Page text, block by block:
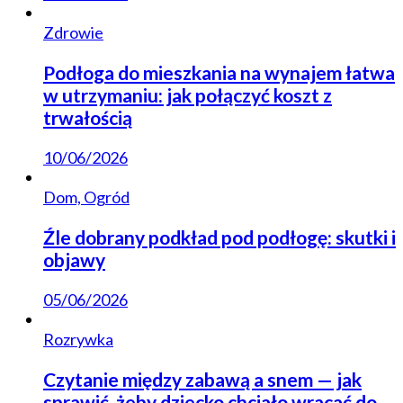
Zdrowie
Podłoga do mieszkania na wynajem łatwa
w utrzymaniu: jak połączyć koszt z
trwałością
10/06/2026
Dom, Ogród
Źle dobrany podkład pod podłogę: skutki i
objawy
05/06/2026
Rozrywka
Czytanie między zabawą a snem — jak